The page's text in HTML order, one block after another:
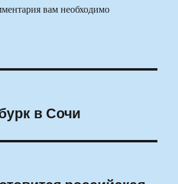
вам необходимо
в Сочи